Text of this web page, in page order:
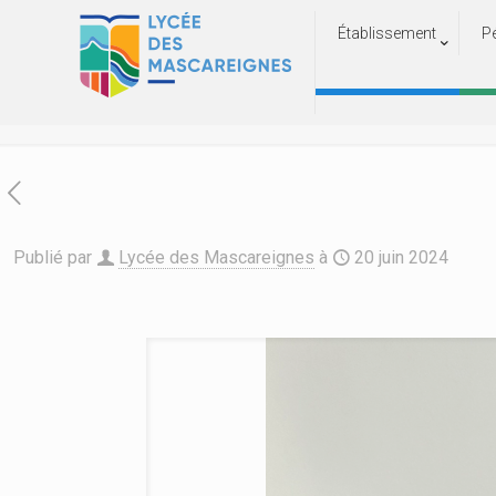
Établissement
Rayane Djoma
Accueil
Publié par Lycée des Mascareignes à 20 juin 2024